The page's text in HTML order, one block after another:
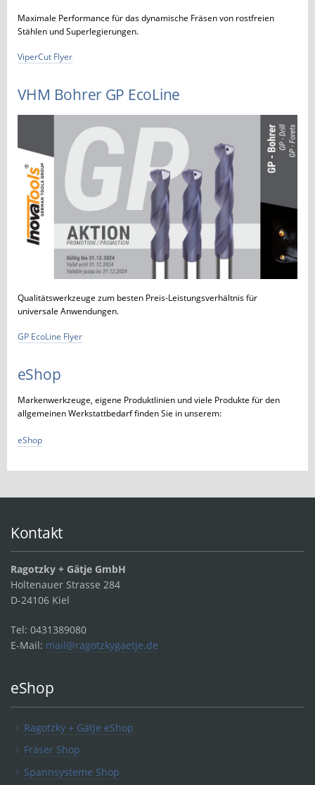
Maximale Performance für das dynamische Fräsen von rostfreien
Stählen und Superlegierungen.
ViperCut Flyer
VHM Bohrer GP EcoLine
Qualitätswerkzeuge zum besten Preis-Leistungsverhältnis für
universale Anwendungen.
GP EcoLine Flyer
eShop
Markenwerkzeuge, eigene Produktlinien und viele Produkte für den
allgemeinen Werkstattbedarf finden Sie in unserem:
eShop
Kontakt
Ragotzky + Gätje GmbH
Holtenauer Strasse 284
D-24106 Kiel
Tel: 0431389080
E-Mail: mail@ragotzkygaetje.de
eShop
Ragotzky + Gätje eShop
Fräser Shop
Spannsysteme Shop